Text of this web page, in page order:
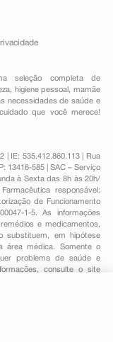
seleção completa de
, higiene pessoal ,mamãe
necessidades de saúde e
que você merece!
| IE: 535.412.860.113 | Rua
13416-585 | SAC – Serviço
à Sexta das 8h às 20h/
responsável:
de Funcionamento
1-5. As informações
e medicamentos,
substituem, em hipótese
área médica. Somente o
problema de saúde e
consulte o site